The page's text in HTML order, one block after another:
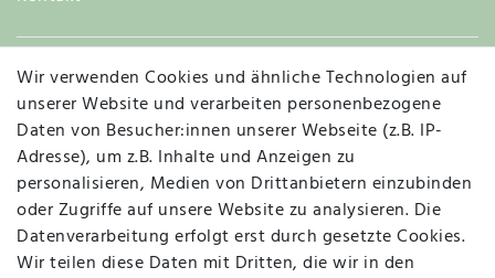
Widerruf
Vertrag widerrufen Kontakt
MAPALI VOR ORT
Wir verwenden Cookies und ähnliche Technologien auf
unserer Website und verarbeiten personenbezogene
Daten von Besucher:innen unserer Webseite (z.B. IP-
Adresse), um z.B. Inhalte und Anzeigen zu
personalisieren, Medien von Drittanbietern einzubinden
oder Zugriffe auf unsere Website zu analysieren. Die
Datenverarbeitung erfolgt erst durch gesetzte Cookies.
Wir teilen diese Daten mit Dritten, die wir in den